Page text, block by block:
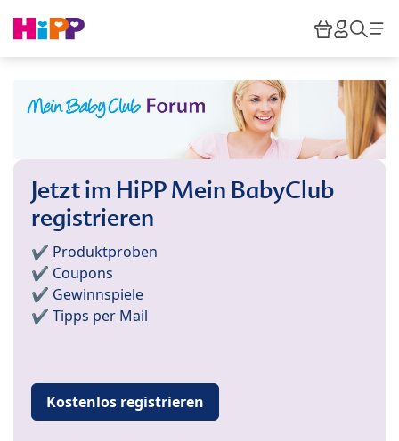
HiPP
Jetzt im HiPP Mein BabyClub
registrieren
✔️ Produktproben
✔️ Coupons
✔️ Gewinnspiele
✔️ Tipps per Mail
Kostenlos registrieren